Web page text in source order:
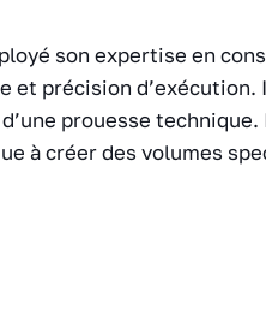
son expertise en
précision d’exécution.
prouesse
à créer des volumes